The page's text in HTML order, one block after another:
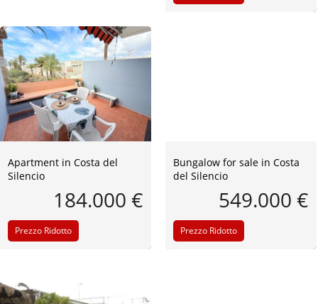
Apartment in Costa del
Silencio
184.000 €
Prezzo Ridotto
Bungalow for sale in Costa
del Silencio
549.000 €
Prezzo Ridotto